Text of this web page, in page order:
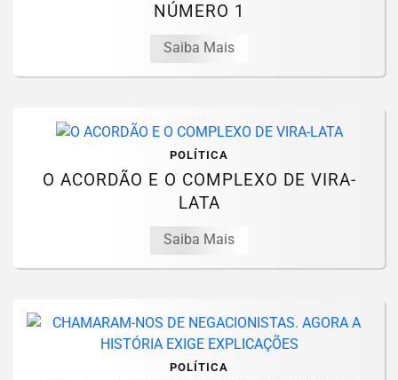
NÚMERO 1
Saiba Mais
POLÍTICA
O ACORDÃO E O COMPLEXO DE VIRA-
LATA
Saiba Mais
POLÍTICA